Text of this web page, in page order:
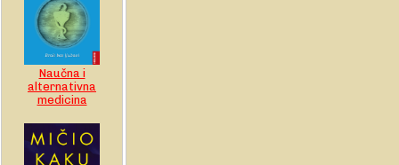
Naučna i
alternativna
medicina